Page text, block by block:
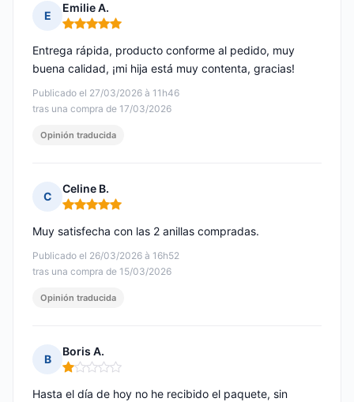
E
Emilie A.
Nota: 5 de 5
Publicado el 27/03/2026 à 11h46
tras una compra de 17/03/2026
Entrega rápida, producto conforme al pedido, muy
buena calidad, ¡mi hija está muy contenta, gracias!
Opinión traducida
C
Celine B.
Nota: 5 de 5
Publicado el 26/03/2026 à 16h52
tras una compra de 15/03/2026
Muy satisfecha con las 2 anillas compradas.
Opinión traducida
B
Boris A.
Nota: 1 de 5
Hasta el día de hoy no he recibido el paquete, sin